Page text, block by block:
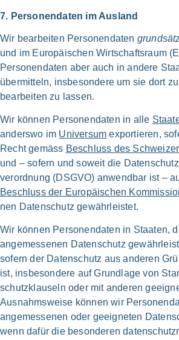
7. Personen­daten im Aus­land
Wir bear­bei­ten Personen­daten
und im Euro­päischen Wirtschafts­raum
Personen­daten aber auch in ande­re
über­mit­teln, ins­be­son­de­re um sie dort
bear­beiten zu las­sen.
Wir kön­nen Personen­daten in alle
anders­wo im Uni­ver­sum expor­tie­ren,
Recht gemäss Beschluss des
und – sofern und soweit die
verordnung (DSG­VO) anwend­bar ist –
Beschluss der Euro­päischen
nen Daten­schutz gewähr­lei­stet.
Wir kön­nen Personen­daten in Staa­ten,
ange­mes­se­nen Daten­schutz
sofern der Daten­schutz aus ande­ren
ist, ins­be­son­de­re auf Grund­lage von
schutzklauseln oder mit ande­ren
Ausnahms­weise kön­nen wir
ange­mes­se­nen oder geeig­ne­ten
wenn dafür die beson­de­ren